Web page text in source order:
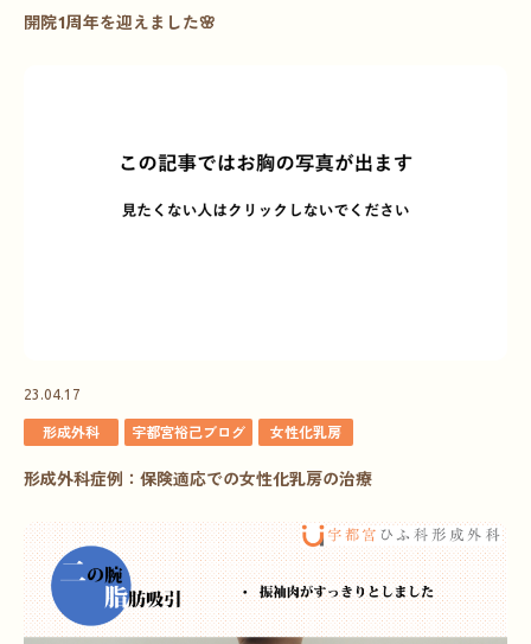
開院1周年を迎えました🌸
23.04.17
形成外科 宇都宮裕己ブログ 女性化乳房
形成外科症例：保険適応での女性化乳房の治療